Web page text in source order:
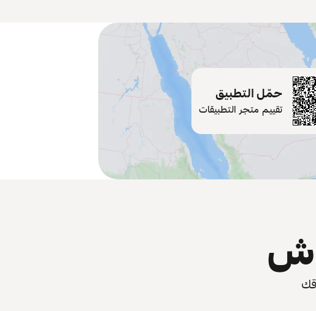
حمّل التطبيق
تقييم متجر التطبيقات